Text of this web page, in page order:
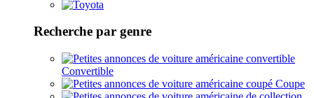
Recherche par genre
Convertible
Coupe